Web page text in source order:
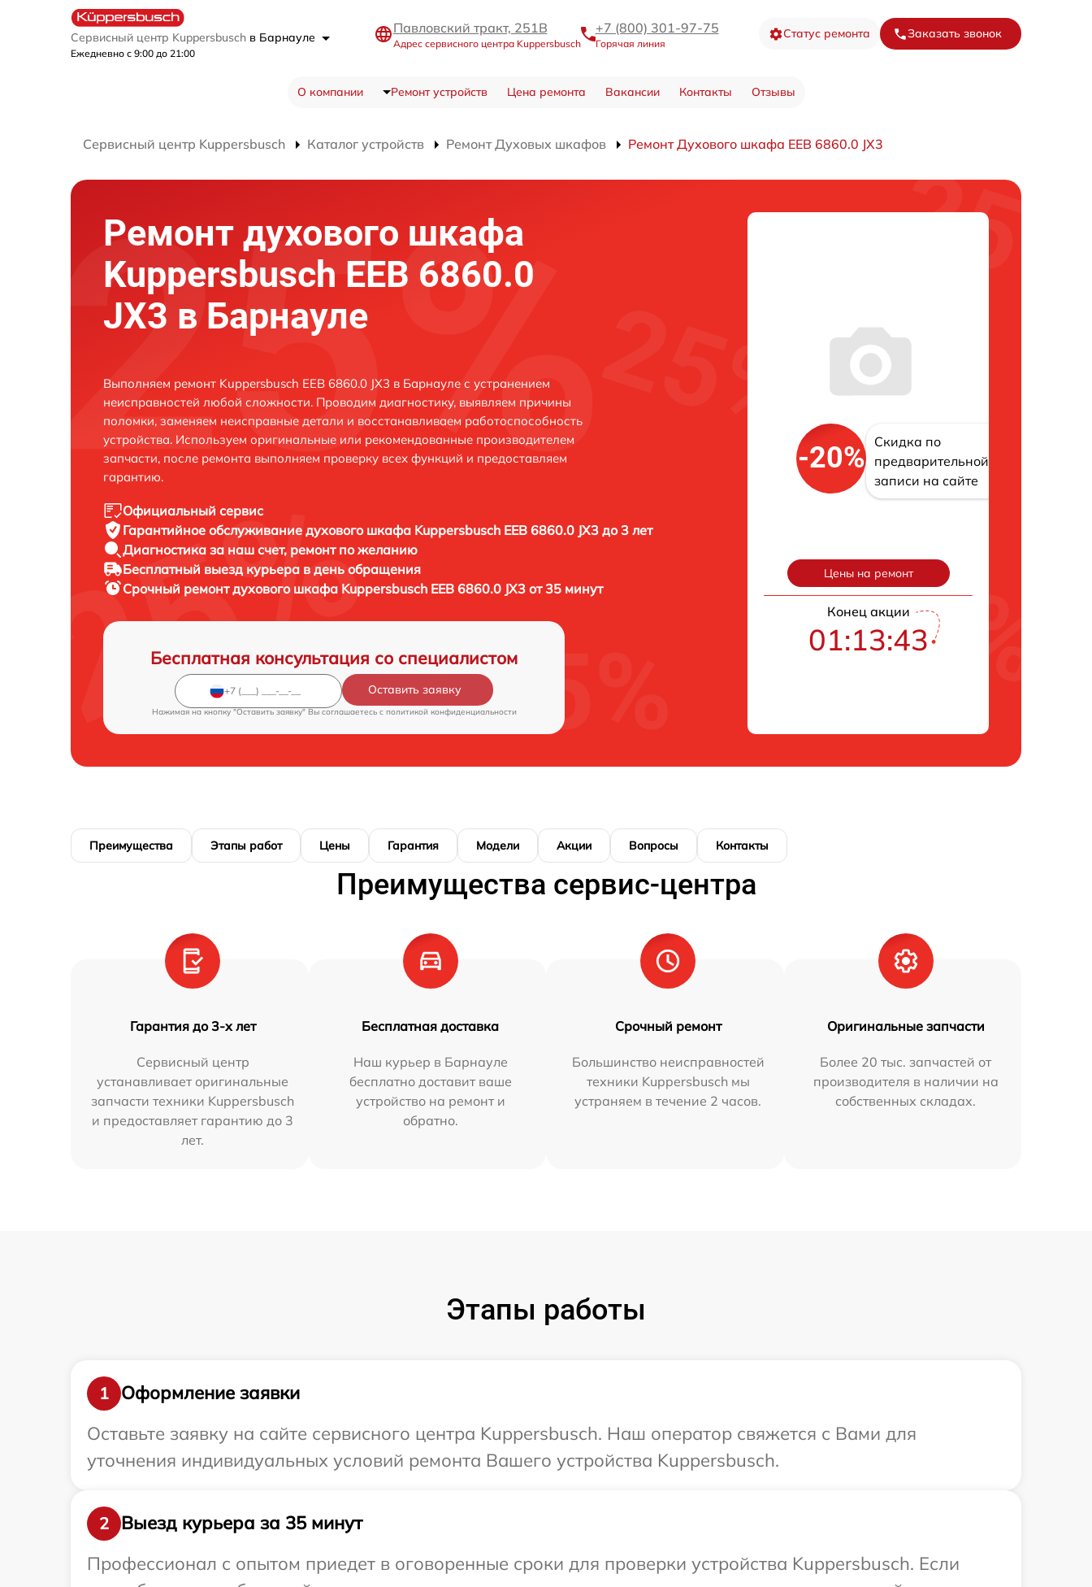
Сервисный центр Kuppersbusch в Барнауле
Ежедневно с 9:00 до 21:00
Павловский тракт, 251В
Адрес сервисного центра Kuppersbusch
+7 (800) 301-97-75
Горячая линия
Статус ремонта Заказать звонок
О компании Ремонт устройств Цена ремонта Вакансии Контакты Отзывы
Сервисный центр Kuppersbusch Каталог устройств Ремонт Духовых шкафов Ремонт Духового шкафа EEB 6860.0 JX3
Ремонт духового шкафа
Kuppersbusch EEB 6860.0
JX3 в Барнауле
Выполняем ремонт Kuppersbusch EEB 6860.0 JX3 в Барнауле с устранением
неисправностей любой сложности. Проводим диагностику, выявляем причины
поломки, заменяем неисправные детали и восстанавливаем работоспособность
устройства. Используем оригинальные или рекомендованные производителем
запчасти, после ремонта выполняем проверку всех функций и предоставляем
гарантию.
Официальный сервис
Гарантийное обслуживание духового шкафа Kuppersbusch EEB 6860.0 JX3 до 3 лет
Диагностика за наш счет, ремонт по желанию
Бесплатный выезд курьера в день обращения
Срочный ремонтдухового шкафа Kuppersbusch EEB 6860.0 JX3 от 35 минут
Бесплатная консультация со специалистом
Оставить заявку
Нажимая на кнопку "Оставить заявку" Вы соглашаетесь c политикой конфиденциальности
-20%
Скидка по
предварительной
записи на сайте
Цены на ремонт
Конец акции
01:13:42
Преимущества Этапы работ Цены Гарантия Модели Акции Вопросы Контакты
Преимущества сервис-центра
Гарантия до 3-х лет
Сервисный центр
устанавливает оригинальные
запчасти техники Kuppersbusch
и предоставляет гарантию до 3
лет.
Бесплатная доставка
Наш курьер в Барнауле
бесплатно доставит ваше
устройство на ремонт и
обратно.
Срочный ремонт
Большинство неисправностей
техники Kuppersbusch мы
устраняем в течение 2 часов.
Оригинальные запчасти
Более 20 тыс. запчастей от
производителя в наличии на
собственных складах.
Этапы работы
1
Оформление заявки
Оставьте заявку на сайте сервисного центра Kuppersbusch. Наш оператор свяжется с Вами для
уточнения индивидуальных условий ремонта Вашего устройства Kuppersbusch.
2
Выезд курьера за 35 минут
Профессионал с опытом приедет в оговоренные сроки для проверки устройства Kuppersbusch. Если